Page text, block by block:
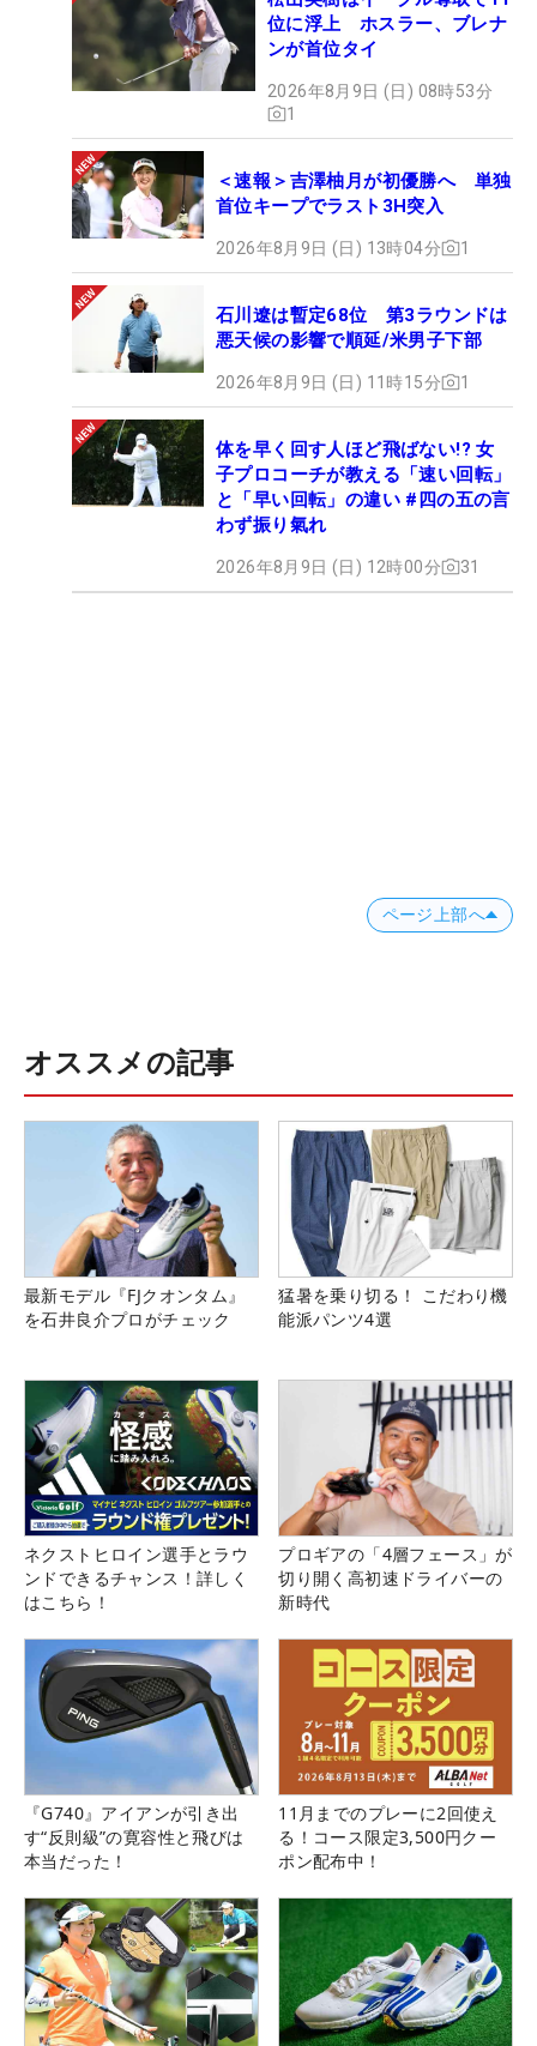
位に浮上 ホスラー、ブレナ
ンが首位タイ
2026年8月9日 (日) 08時53分
1
＜速報＞吉澤柚月が初優勝へ 単独
首位キープでラスト3H突入
2026年8月9日 (日) 13時04分 1
石川遼は暫定68位 第3ラウンドは
悪天候の影響で順延/米男子下部
2026年8月9日 (日) 11時15分 1
体を早く回す人ほど飛ばない!? 女
子プロコーチが教える「速い回転」
と「早い回転」の違い #四の五の言
わず振り氣れ
2026年8月9日 (日) 12時00分 31
ページ上部へ
オススメの記事
最新モデル『FJクオンタム』
を石井良介プロがチェック
猛暑を乗り切る！ こだわり機
能派パンツ4選
ネクストヒロイン選手とラウ
ンドできるチャンス！詳しく
はこちら！
プロギアの「4層フェース」が
切り開く高初速ドライバーの
新時代
『G740』アイアンが引き出
す“反則級”の寛容性と飛びは
本当だった！
11月までのプレーに2回使え
る！コース限定3,500円クー
ポン配布中！